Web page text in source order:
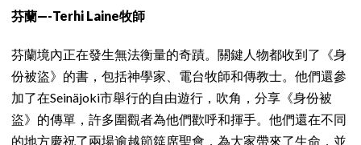
芬蘭—-Terhi Laine牧師
芬蘭境內正在發生無法衡量的奇蹟。關鍵人物都收到了《身
份被盜》的書，包括神學家、電台牧師和傳教士。他們還參
加了在Seinäjoki市舉行的自由遊行，吹角，分享《身份被
盜》的傳單，許多圍觀者為他們歡呼和揮手。他們還在不同
的地方慶祝了兩場逾越節筵席聖會，為大家帶來了生命，並